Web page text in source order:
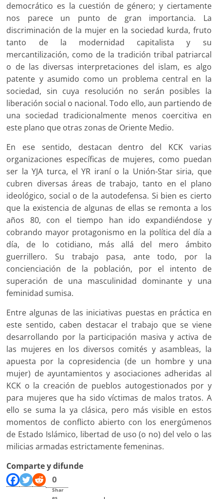
democrático es la cuestión de género; y ciertamente
nos parece un punto de gran importancia. La
discriminación de la mujer en la sociedad kurda, fruto
tanto de la modernidad capitalista y su
mercantilización, como de la tradición tribal patriarcal
o de las diversas interpretaciones del islam, es algo
patente y asumido como un problema central en la
sociedad, sin cuya resolución no serán posibles la
liberación social o nacional. Todo ello, aun partiendo de
una sociedad tradicionalmente menos coercitiva en
este plano que otras zonas de Oriente Medio.
En ese sentido, destacan dentro del KCK varias
organizaciones específicas de mujeres, como puedan
ser la YJA turca, el YR iraní o la Unión-Star siria, que
cubren diversas áreas de trabajo, tanto en el plano
ideológico, social o de la autodefensa. Si bien es cierto
que la existencia de algunas de ellas se remonta a los
años 80, con el tiempo han ido expandiéndose y
cobrando mayor protagonismo en la política del día a
día, de lo cotidiano, más allá del mero ámbito
guerrillero. Su trabajo pasa, ante todo, por la
concienciación de la población, por el intento de
superación de una masculinidad dominante y una
feminidad sumisa.
Entre algunas de las iniciativas puestas en práctica en
este sentido, caben destacar el trabajo que se viene
desarrollando por la participación masiva y activa de
las mujeres en los diversos comités y asambleas, la
apuesta por la copresidencia (de un hombre y una
mujer) de ayuntamientos y asociaciones adheridas al
KCK o la creación de pueblos autogestionados por y
para mujeres que ha sido víctimas de malos tratos. A
ello se suma la ya clásica, pero más visible en estos
momentos de conflicto abierto con los energúmenos
de Estado Islámico, libertad de uso (o no) del velo o las
milicias armadas estrictamente femeninas.
Comparte y difunde
0
Shar
es